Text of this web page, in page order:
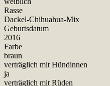
Rasse
Dackel-Chihuahua-Mix
Geburtsdatum
2016
Farbe
braun
verträglich mit Hündinnen
ja
verträglich mit Rüden